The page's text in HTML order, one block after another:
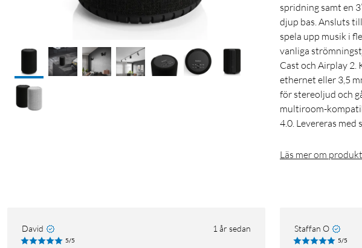
spridning samt en
djup bas. Ansluts
spela upp musik i
vanliga
Cast och Airplay 2.
ethernet eller 3,5
för stereoljud och
multiroom-
4.0. Levereras
Läs mer om
David 1 år sedan
5/5
Staffan O
5/5